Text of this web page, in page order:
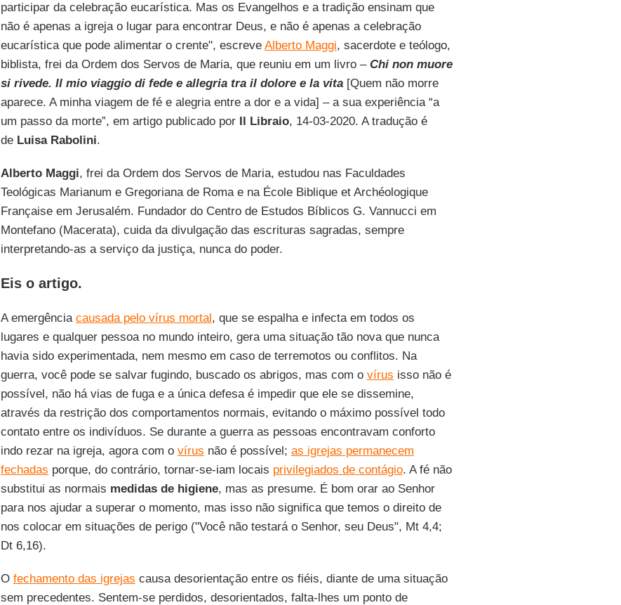
participar da celebração eucarística. Mas os Evangelhos e a tradição ensinam que
não é apenas a igreja o lugar para encontrar Deus, e não é apenas a celebração
eucarística que pode alimentar o crente", escreve Alberto Maggi, sacerdote e teólogo,
biblista, frei da Ordem dos Servos de Maria, que reuniu em um livro – Chi non muore
si rivede. Il mio viaggio di fede e allegria tra il dolore e la vita[Quem não morre
aparece. A minha viagem de fé e alegria entre a dor e a vida] – a sua experiência “a
um passo da morte”, em artigo publicado por Il Libraio, 14-03-2020. A tradução é
de Luisa Rabolini.
Alberto Maggi, frei da Ordem dos Servos de Maria, estudou nas Faculdades
Teológicas Marianum e Gregoriana de Roma e na École Biblique et Archéologique
Française em Jerusalém. Fundador do Centro de Estudos Bíblicos G. Vannucci em
Montefano (Macerata), cuida da divulgação das escrituras sagradas, sempre
interpretando-as a serviço da justiça, nunca do poder.
Eis o artigo.
A emergência causada pelo vírus mortal, que se espalha e infecta em todos os
lugares e qualquer pessoa no mundo inteiro, gera uma situação tão nova que nunca
havia sido experimentada, nem mesmo em caso de terremotos ou conflitos. Na
guerra, você pode se salvar fugindo, buscado os abrigos, mas com o vírus isso não é
possível, não há vias de fuga e a única defesa é impedir que ele se dissemine,
através da restrição dos comportamentos normais, evitando o máximo possível todo
contato entre os indivíduos. Se durante a guerra as pessoas encontravam conforto
indo rezar na igreja, agora com o vírus não é possível; as igrejas permanecem
fechadas porque, do contrário, tornar-se-iam locais privilegiados de contágio. A fé não
substitui as normais medidas de higiene, mas as presume. É bom orar ao Senhor
para nos ajudar a superar o momento, mas isso não significa que temos o direito de
nos colocar em situações de perigo ("Você não testará o Senhor, seu Deus", Mt 4,4;
Dt 6,16).
O fechamento das igrejas causa desorientação entre os fiéis, diante de uma situação
sem precedentes. Sentem-se perdidos, desorientados, falta-lhes um ponto de